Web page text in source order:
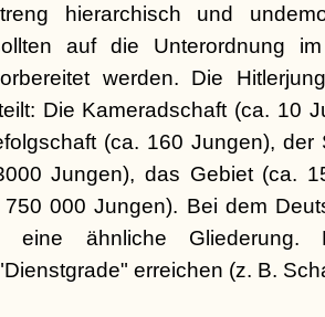
hierarchisch und
auf die Unterordnung
werden. Die
Die Kameradschaft (ca. 10
(ca. 160 Jungen), der
Jungen), das Gebiet (ca.
750 000 Jungen). Bei dem
ähnliche Gliederung.
erreichen (z. B.